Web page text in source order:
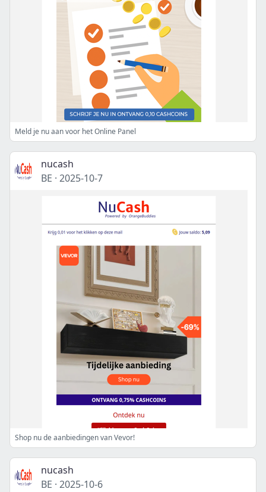
Meld je nu aan voor het Online Panel
nucash
BE · 2025-10-7
Shop nu de aanbiedingen van Vevor!
nucash
BE · 2025-10-6